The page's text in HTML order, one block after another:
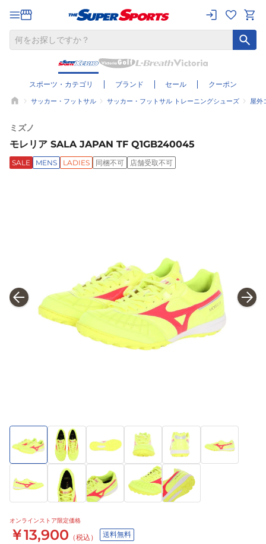
スポーツ・カテゴリ ブランド セール クーポン
サッカー・フットサル サッカー・フットサル トレーニングシューズ 屋外
ミズノ
モレリア SALA JAPAN TF Q1GB240045
SALE MENS LADIES 同梱不可 店舗受取不可
オンラインストア限定価格
￥13,900 （税込） 送料無料